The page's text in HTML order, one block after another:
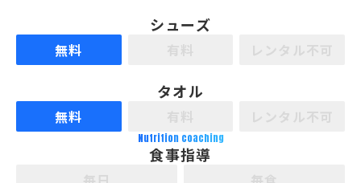
シューズ
無料
タオル
無料
Nutrition coaching
食事指導